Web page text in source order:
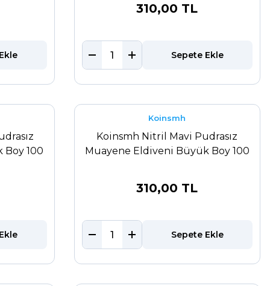
310,00 TL
Sepete Ekle
100
Koinsmh
Koinsmh Nitril Mavi Pudrasız
Muayene Eldiveni Büyük Boy 100
310,00 TL
Sepete Ekle